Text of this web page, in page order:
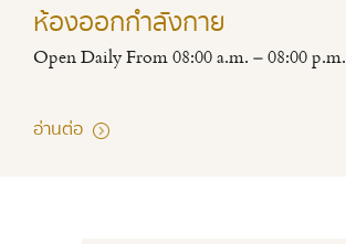
ห้องออกกำลังกาย
Open Daily From 08:00 a.m. – 08:00 p.m.
อ่านต่อ